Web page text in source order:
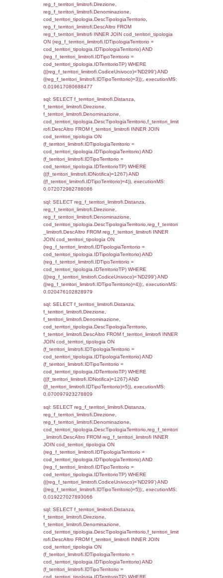
DATE_FORMAT(DataChiusura, '%d/%m/
DataChiusura,
'%d/%m/%Y') as DataUltimoPIR FROM
WHERE
executionMS: 0.0016160011291504
sql: SELECT el_nazioni.DescIT,
FROM f_confini_stato INNER JOIN
f_confini_stato.IDNotifica = 1267;,
0.00040102005004883
sql: SELECT el_nazioni.DescIT,
reg_f_confini_stato.Distanza FROM
INNER JOIN el_nazioni ON
el_nazioni.IDStato WHERE
sql: SELECT el_regioni.Regione,
el_comuni.Comune,
f_confini INNER JOIN ((el_comuni INNER
ON el_comuni.IstProvincia =
INNER JOIN el_regioni ON
el_regioni.IstRegione) ON
el_comuni.IstComune WHERE
(((f_confini.IDNotifica)=1267));,
0.00053906440734863
sql: SELECT el_regioni.Regione,
el_comuni.Comune,
reg_f_confini INNER JOIN ((el_comuni
el_province ON el_comuni.IstProvincia =
el_province.IstProvincia) INNER JOIN
el_province.IstRegione =
reg_f_confini.IDComune =
(((reg_f_confini.CodiceUnivoco)='ND299'));,
0.0014829635620117
sql: SELECT
SEPARATOR '; ') AS DescAltro,
f_territori_limitrofi INNER JOIN
(f_territori_limitrofi.IDTipologiaTerritorio =
cod_territori_tipologia.IDTipologiaTerritorio
f_territori_limitrofi.IDTipoTerritorio =
cod_territori_tipologia.IDTerritorioTP )
((f_territori_limitrofi.IDNotifica) = 1267 ) AND
cod_territori_tipologia.IDTerritorioTP = 1)
executionMS: 0.052278995513916